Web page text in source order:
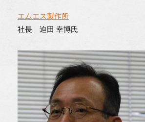
エムエス製作所
社長 迫田 幸博氏